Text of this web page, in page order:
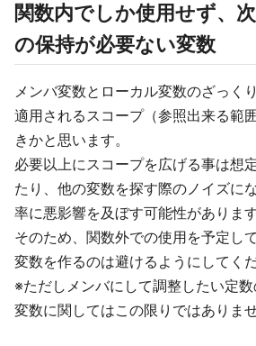
関数内でしか使用せず、
の保持が必要ない変数
メンバ変数とローカル変数のざっく
適用されるスコープ（参照出来る範
きかと思います。
必要以上にスコープを広げる事は想
たり、他の変数を探す際のノイズに
率に悪影響を及ぼす可能性があります
そのため、関数外での使用を予定し
変数を作るのは避けるようにしてくだ
※ただしメンバにして調整したい定
変数に関してはこの限りではありませ